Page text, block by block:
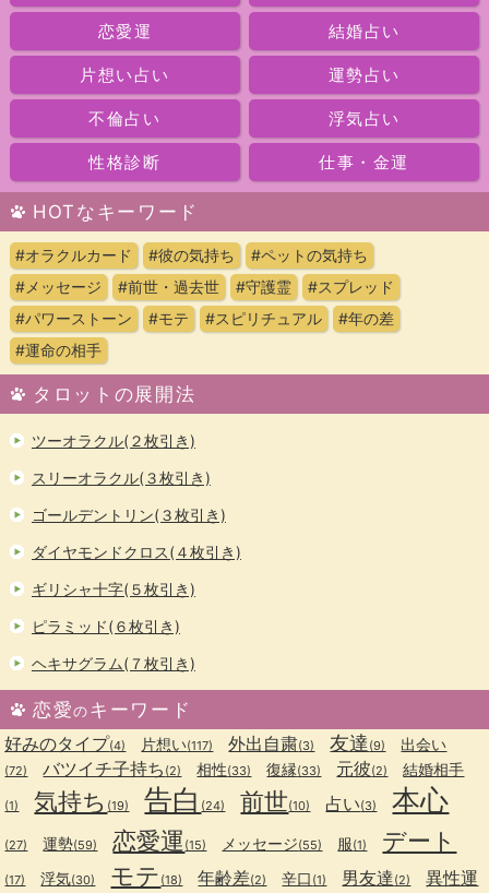
恋愛運 結婚占い
片想い占い 運勢占い
不倫占い 浮気占い
性格診断 仕事・金運
HOTなキーワード
#オラクルカード #彼の気持ち
#ペットの気持ち
#メッセージ
#前世・過去世 #守護霊
#スプレッド
#パワーストーン
#モテ #スピリチュアル
#年の差
#運命の相手
タロットの展開法
ツーオラクル(２枚引き)
スリーオラクル(３枚引き)
ゴールデントリン(３枚引き)
ダイヤモンドクロス(４枚引き)
ギリシャ十字(５枚引き)
ピラミッド(６枚引き)
ヘキサグラム(７枚引き)
恋愛のキーワード
好みのタイプ(4) 片想い(117) 外出自粛(3) 友達 (9) 出会い
(72) バツイチ子持ち (2) 相性(33) 復縁(33) 元彼(2) 結婚相手
(1) 気持ち (19) 告白 (24) 前世(10) 占い(3) 本心
(27) 運勢(59) 恋愛運 (15) メッセージ(55) 服(1) デート
(17) 浮気(30) モテ (18) 年齢差(2) 辛口 (1) 男友達(2) 異性運